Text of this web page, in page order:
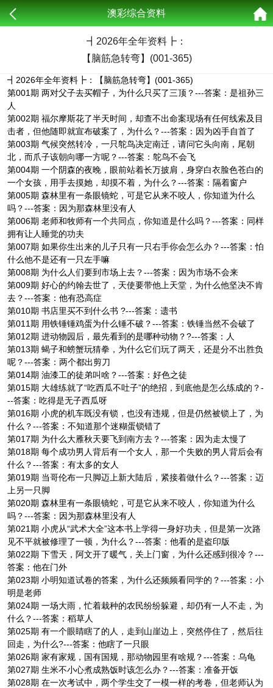
澳彩综合资料
┫ 2026年全年资料┣：
【脑筋急转弯】(001-365)
┫2026年全年资料┣：【脑筋急转弯】(001-365)
第001期 两对父子去买帽子，为什么只买了三顶？---答案：是祖孙三
人
第002期 福尔摩斯花了半天时间，却查不出命案现场有任何线索及目
击者，但他随即就宣布破案了，为什么？---答案：因为凶手自首了
第003期 气候突然转冷，一只鸵鸟决定南迁，请问它头向南，尾朝
北，而爪子该朝向哪一方呢？---答案：鸵鸟不会飞
第004期 一个阴森的夜晚，眼前站着长万披肩，身穿白衣脸色苍白的
一个女孩，用手去摸她，却摸不着，为什么？---答案：隔着窗户
第005期 森林里有一条眼镜蛇，可是它从来不咬人，你知道为什么
吗？---答案：因为那森林里没有人
第006期 老师和牧师有一个共同点，你知道是什么吗？---答案：同样
拥有让人睡觉的功夫
第007期 如果你生出来的儿子只有一只右手你会怎么办？---答案：怕
什么他不是还有一只左手嘛
第008期 为什么人们要到市场上去？---答案：因为市场不会来
第009期 好心的约翰去世了，天使要带他上天堂，为什么他坚决不肯
去？---答案：他有恐高症
第010期 书店里买不到什么书 ?---答案：遗书
第011期 用铁锤锤鸡蛋为什么锤不破？---答案：铁锤当然不会破了
第012期 进动物园后，最先看到的是哪种动物？?---答案：人
第013期 蝎子和螃蟹玩猜拳，为什么它们玩了两天，还是分不出胜负
呢？---答案：两个都出剪刀
第014期 油漆工的徒弟叫啥？---答案：好色之徒
第015期 大雄练就了“吃西瓜不吐子”的绝招，到底他是怎么练成的？-
--答案：吃得是无子西瓜呀
第016期 小虎的机车既没有锁，也没有违规，但是仍然被锁上了，为
什么？---答案：不知道那个迷糊蛋锁错了
第017期 为什么大雁秋天要飞到南方去？---答案：因为走太慢了
第018期 每个成功男人背后有一个女人，那一个失败的男人背后会有
什么？---答案：有太多的女人
第019期 当哥伦布一只脚迈上新大陆后，紧接着做什么？---答案：迈
上另一只脚
第020期 森林里有一条眼镜蛇，可是它从来不咬人，你知道为什么
吗？---答案：因为那森林里没有人
第021期 小虎从“武术大全”这本书上学得一身好功夫，但是第一次路
见不平就被修理了一顿，为什么？---答案：他看的是盗印版
第022期 下雪天，阿文开了暖气，关上门窗，为什么还感到很冷？---
答案：他在门外
第023期 小明知道试卷的答案，为什么还频频看同学的？---答案：小
明是老师
第024期 一场大雨，忙着栽种的农民纷纷躲避，却仍有一人不走，为
什么？---答案：稻草人
第025期 有一个眼睛瞎了的人，走到山崖边上，突然停住了，然后往
回走，为什么?---答案：他瞎了一只眼
第026期 家有家规，国有国规，那动物园里有啥规？---答案：乌龟
第027期 生米不小心煮成熟饭时该怎么办？---答案：准备开饭
第028期 在一次考试中，两个学生交了一模一样的考卷，但老师认为